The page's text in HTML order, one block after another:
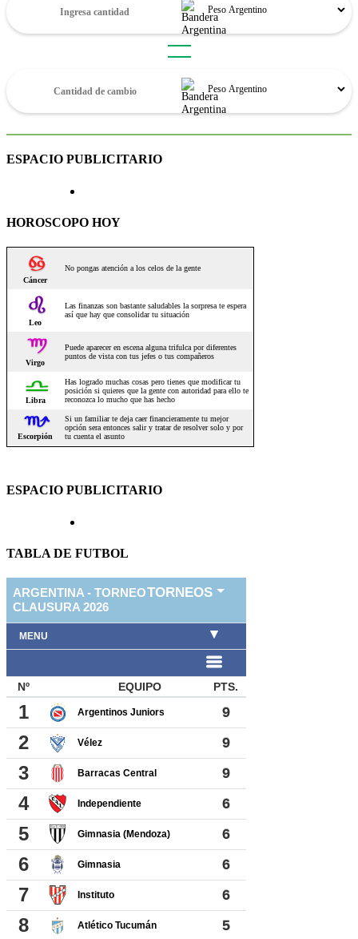
ESPACIO PUBLICITARIO
HOROSCOPO HOY
ESPACIO PUBLICITARIO
TABLA DE FUTBOL